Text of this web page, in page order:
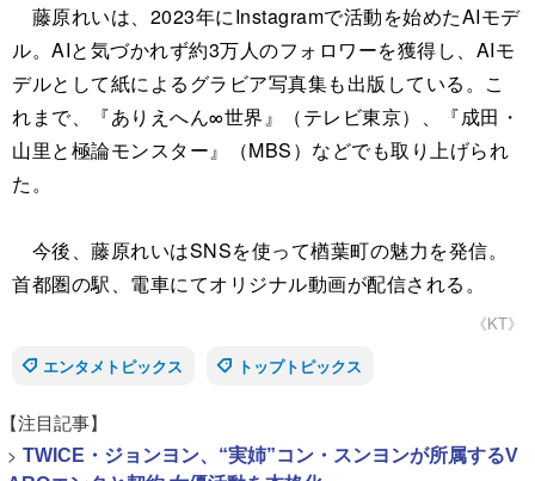
藤原れいは、2023年にInstagramで活動を始めたAIモデ
ル。AIと気づかれず約3万人のフォロワーを獲得し、AIモ
デルとして紙によるグラビア写真集も出版している。こ
れまで、『ありえへん∞世界』（テレビ東京）、『成田・
山里と極論モンスター』（MBS）などでも取り上げられ
た。
今後、藤原れいはSNSを使って楢葉町の魅力を発信。
首都圏の駅、電車にてオリジナル動画が配信される。
《KT》
エンタメトピックス
トップトピックス
【注目記事】
> TWICE・ジョンヨン、“実姉”コン・スンヨンが所属するV